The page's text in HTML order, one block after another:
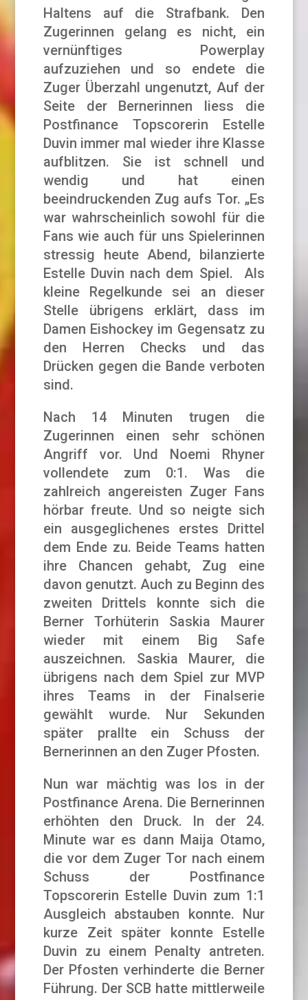
Haltens auf die Strafbank. Den
Zugerinnen gelang es nicht, ein
vernünftiges Powerplay
aufzuziehen und so endete die
Zuger Überzahl ungenutzt, Auf der
Seite der Bernerinnen liess die
Postfinance Topscorerin Estelle
Duvin immer mal wieder ihre Klasse
aufblitzen. Sie ist schnell und
wendig und hat einen
beeindruckenden Zug aufs Tor. „Es
war wahrscheinlich sowohl für die
Fans wie auch für uns Spielerinnen
stressig heute Abend, bilanzierte
Estelle Duvin nach dem Spiel. Als
kleine Regelkunde sei an dieser
Stelle übrigens erklärt, dass im
Damen Eishockey im Gegensatz zu
den Herren Checks und das
Drücken gegen die Bande verboten
sind.
Nach 14 Minuten trugen die
Zugerinnen einen sehr schönen
Angriff vor. Und Noemi Rhyner
vollendete zum 0:1. Was die
zahlreich angereisten Zuger Fans
hörbar freute. Und so neigte sich
ein ausgeglichenes erstes Drittel
dem Ende zu. Beide Teams hatten
ihre Chancen gehabt, Zug eine
davon genutzt. Auch zu Beginn des
zweiten Drittels konnte sich die
Berner Torhüterin Saskia Maurer
wieder mit einem Big Safe
auszeichnen. Saskia Maurer, die
übrigens nach dem Spiel zur MVP
ihres Teams in der Finalserie
gewählt wurde. Nur Sekunden
später prallte ein Schuss der
Bernerinnen an den Zuger Pfosten.
Nun war mächtig was los in der
Postfinance Arena. Die Bernerinnen
erhöhten den Druck. In der 24.
Minute war es dann Maija Otamo,
die vor dem Zuger Tor nach einem
Schuss der Postfinance
Topscorerin Estelle Duvin zum 1:1
Ausgleich abstauben konnte. Nur
kurze Zeit später konnte Estelle
Duvin zu einem Penalty antreten.
Der Pfosten verhinderte die Berner
Führung. Der SCB hatte mittlerweile